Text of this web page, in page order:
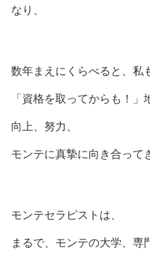
なり、
数年まえにくらべると、私
「資格を取ってからも！」
向上、努力、
モンテに真摯に向き合って
モンテセラピストは、
まるで、モンテの大学、